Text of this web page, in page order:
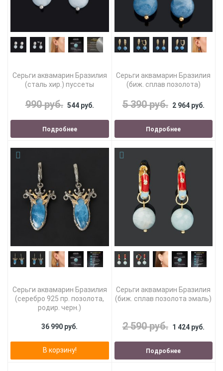
Серьги аквамарин Бразилия
(сталь хир.) пуссеты
990 руб. 544 руб.
Подробнее
Серьги аквамарин Бразилия
(биж. сплав позолота)
5 390 руб. 2 964 руб.
Подробнее
Серьги аквамарин Бразилия
(серебро 925 пр. позолота,
родир. черн.)
36 990 руб.
В корзину!
Серьги аквамарин Бразилия
(биж. сплав позолота эмаль)
2 590 руб. 1 424 руб.
Подробнее